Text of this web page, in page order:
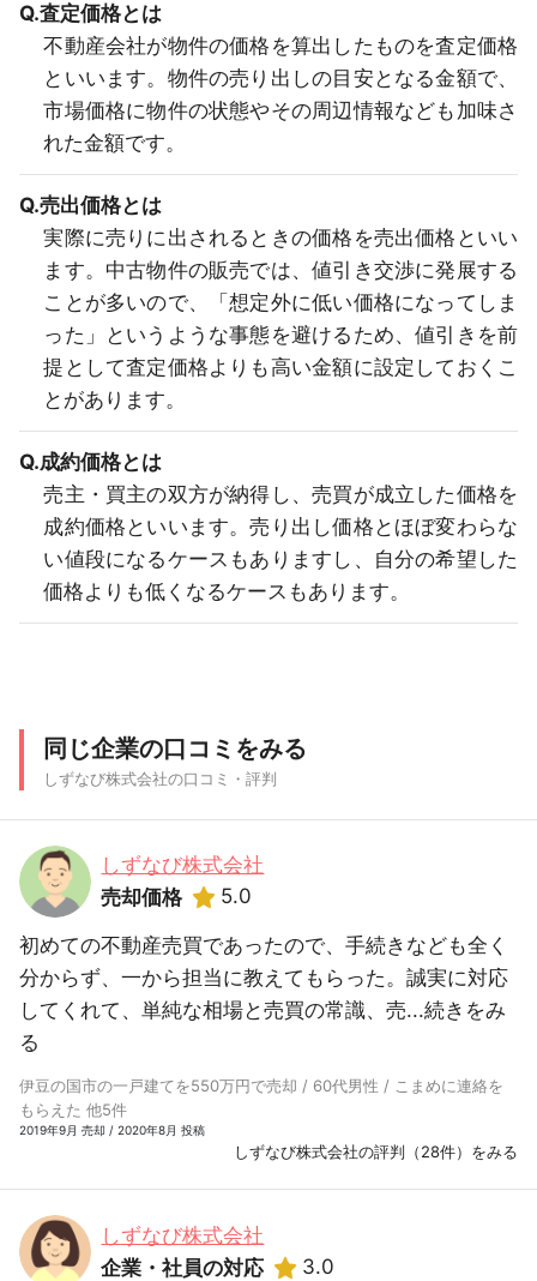
Q.査定価格とは
不動産会社が物件の価格を算出したものを査定価格
といいます。物件の売り出しの目安となる金額で、
市場価格に物件の状態やその周辺情報なども加味さ
れた金額です。
Q.売出価格とは
実際に売りに出されるときの価格を売出価格といい
ます。中古物件の販売では、値引き交渉に発展する
ことが多いので、「想定外に低い価格になってしま
った」というような事態を避けるため、値引きを前
提として査定価格よりも高い金額に設定しておくこ
とがあります。
Q.成約価格とは
売主・買主の双方が納得し、売買が成立した価格を
成約価格といいます。売り出し価格とほぼ変わらな
い値段になるケースもありますし、自分の希望した
価格よりも低くなるケースもあります。
同じ企業の口コミをみる
しずなび株式会社の口コミ・評判
しずなび株式会社
売却価格
5.0
初めての不動産売買であったので、手続きなども全く
分からず、一から担当に教えてもらった。誠実に対応
してくれて、単純な相場と売買の常識、売...続きをみ
る
伊豆の国市の一戸建てを550万円で売却 / 60代男性 / こまめに連絡を
もらえた 他5件
2019年9月 売却 / 2020年8月 投稿
しずなび株式会社の評判（28件）をみる
しずなび株式会社
企業・社員の対応
3.0